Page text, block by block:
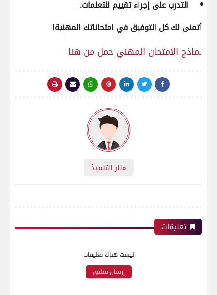
التدرب على إجراء تقييم للتعلمات.
أتمنى لك كل التوفيق في امتحاناتك المهنية!
نماذج الامتحان المهني حمل من هنا
منار التلميذ
تعليقات
ليست هناك تعليقات
إرسال تعليق